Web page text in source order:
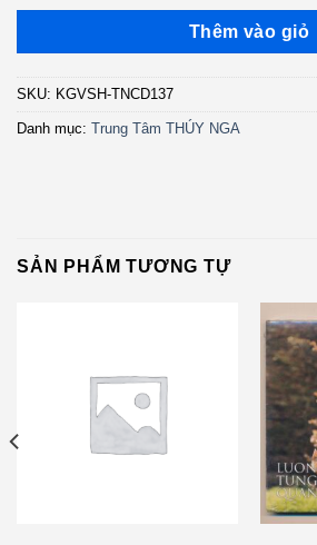
Thêm vào giỏ
SKU: KGVSH-TNCD137
Danh mục: Trung Tâm THÚY NGA
SẢN PHẨM TƯƠNG TỰ